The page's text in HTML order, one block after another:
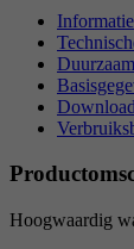
Informatie
Hoogwaardig
Doel